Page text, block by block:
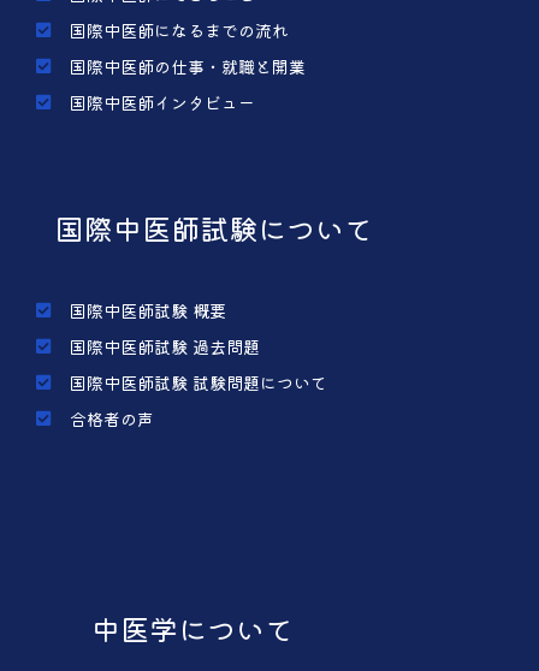
国際中医師になるまでの流れ
国際中医師の仕事・就職と開業
国際中医師インタビュー
国際中医師試験について
国際中医師試験 概要
国際中医師試験 過去問題
国際中医師試験 試験問題について
合格者の声
中医学について